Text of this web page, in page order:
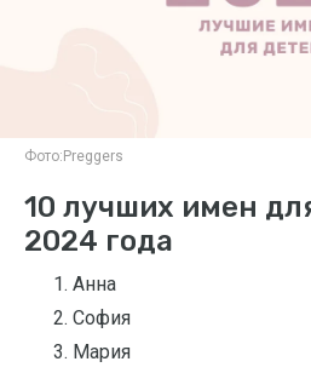
Фото: Preggers
10 лучших имен
2024 года
Анна
София
Мария